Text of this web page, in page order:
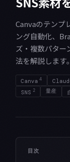
Canvaのテンプ
ング自動化、
ズ・複数パター
法を解説します。
Canva 4
SNS 2 量産
目次